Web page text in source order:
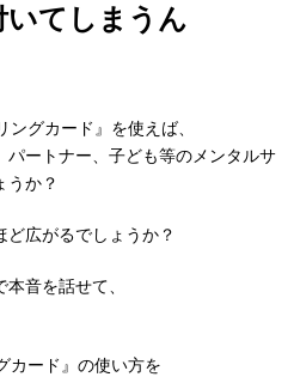
いてしまうん
グカード』を使えば、
パートナー、子ども等のメンタルサ
うか？
ど広がるでしょうか？
音を話せて、
カード』の使い方を